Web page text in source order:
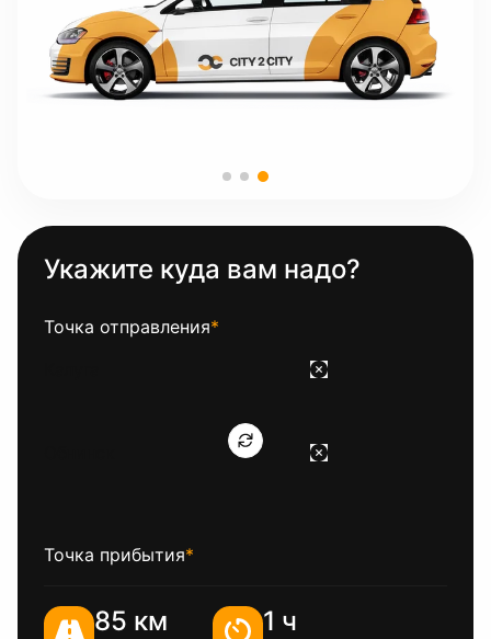
Укажите куда вам надо?
Точка отправления*
Точка прибытия*
85 км 1 ч